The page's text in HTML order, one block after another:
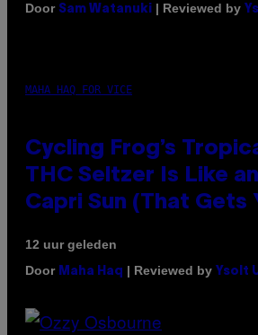
Door Sam Watanuki | Reviewed by
MAHA HAQ FOR VICE
Cycling Frog’s
THC Seltzer Is Like
Capri Sun (That Gets
12 uur geleden
Door Maha Haq | Reviewed by Ysolt